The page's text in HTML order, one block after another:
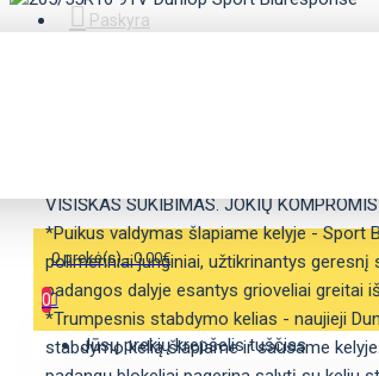
Paskyra
0 prekė(s) - 0.00€
0
Jūsų prekių krepšelis tuščias
VISIŠKAS SUKIBIMAS. JOKIŲ
*Puikus valdymas šlapiame kelyje - Sport
polimeriniai junginiai, užtikrinantys geresnį
padangos dalyje esantys grioveliai greitai
*Trumpesnis stabdymo kelias - naujieji
stabdymo kelią šlapiame ir sausame